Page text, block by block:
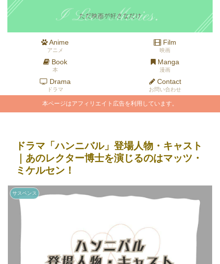
Anime
アニメ
Film
映画
Book
本
Manga
漫画
Drama
ドラマ
Contact
お問い合わせ
本ページはアフィリエイト広告を利用しています。
ドラマ「ハンニバル」登場人物・キャスト
｜あのレクター博士を演じるのはマッツ・
ミケルセン！
サスペンス